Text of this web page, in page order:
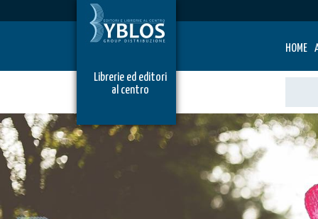
HOME
Librerie ed editori
al centro